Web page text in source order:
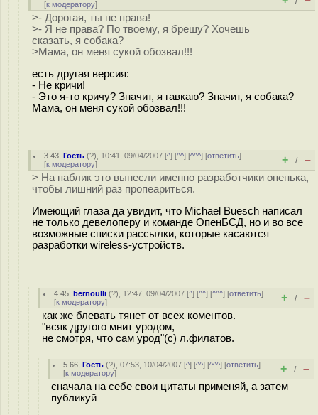
[к модератору]
>- Дорогая, ты не права!
>- Я не права? По твоему, я брешу? Хочешь
сказать, я собака?
>Мама, он меня сукой обозвал!!!
есть другая версия:
- Не кричи!
- Это я-то кричу? Значит, я гавкаю? Значит, я собака?
Мама, он меня сукой обозвал!!!
3.43 ,Гость (?), 10:41, 09/04/2007 [^] [^^] [^^^] [ответить]
[к модератору] + / –
> На паблик это вынесли именно разработчики опенька,
чтобы лишний раз пропеариться.
Имеющий глаза да увидит, что Michael Buesch написал
не только девелоперу и команде ОпенБСД, но и во все
возможные списки рассылки, которые касаются
разработки wireless-устройств.
4.45 ,bernoulli (?), 12:47, 09/04/2007 [^] [^^] [^^^] [ответить]
[к модератору] + / –
как же блевать тянет от всех коментов.
"всяк другого мнит уродом,
не смотря, что сам урод"(с) л.филатов.
5.66 ,Гость (?), 07:53, 10/04/2007 [^] [^^] [^^^] [ответить]
[к модератору] + / –
сначала на себе свои цитаты применяй, а затем
публикуй